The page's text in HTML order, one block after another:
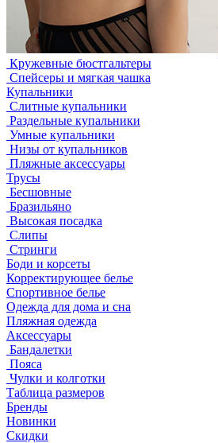
Кружевные бюстгальтеры
Спейсеры и мягкая чашка
Купальники
Слитные купальники
Раздельные купальники
Умные купальники
Низы от купальников
Пляжные аксессуары
Трусы
Бесшовные
Бразильяно
Высокая посадка
Слипы
Стринги
Боди и корсеты
Корректирующее белье
Спортивное белье
Одежда для дома и сна
Пляжная одежда
Аксессуары
Бандалетки
Пояса
Чулки и колготки
Таблица размеров
Бренды
Новинки
Скидки